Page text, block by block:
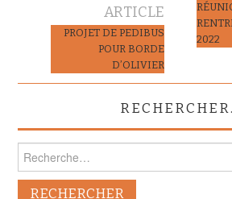
articles
ARTICLE
PROJET DE PEDIBUS
POUR BORDE
D’OLIVIER
2022
Rechercher :